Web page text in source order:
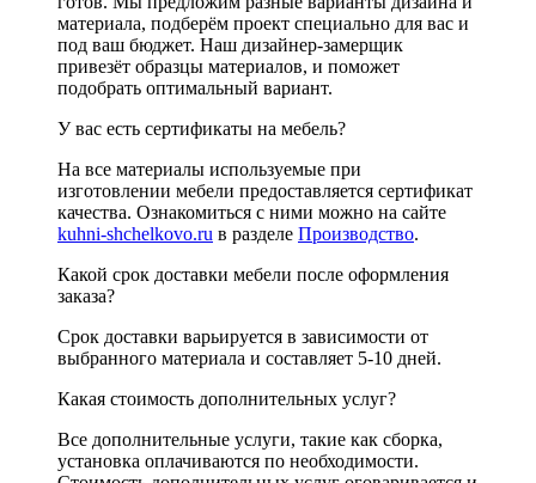
материала, подберём проект специально для вас и
под ваш бюджет. Наш дизайнер-замерщик
привезёт образцы материалов, и поможет
подобрать оптимальный вариант.
У вас есть сертификаты на мебель?
На все материалы используемые при
изготовлении мебели предоставляется сертификат
качества. Ознакомиться с ними можно на сайте
kuhni-shchelkovo.ru в разделе Производство.
Какой срок доставки мебели после оформления
заказа?
Срок доставки варьируется в зависимости от
выбранного материала и составляет 5-10 дней.
Какая стоимость дополнительных услуг?
Все дополнительные услуги, такие как сборка,
установка оплачиваются по необходимости.